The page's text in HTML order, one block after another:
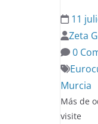
11
Zeta
0
Murcia
Más de
visite